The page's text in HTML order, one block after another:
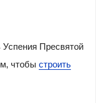
Пресвятой
чтобы строить